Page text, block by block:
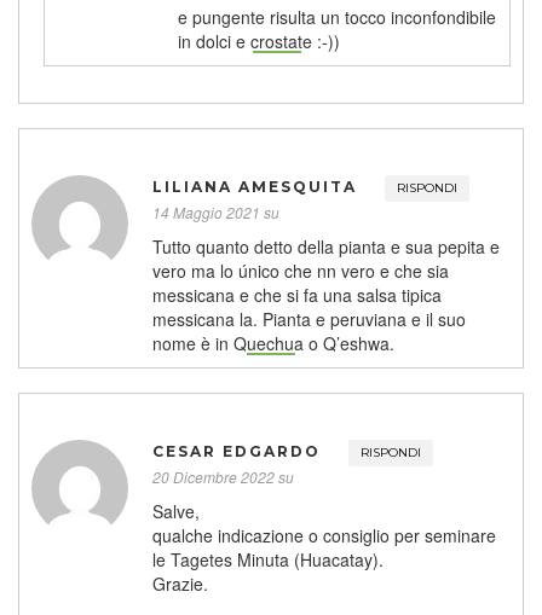
e pungente risulta un tocco inconfondibile
in dolci e crostate :-))
LILIANA AMESQUITA RISPONDI
14 Maggio 2021 su
Tutto quanto detto della pianta e sua pepita e
vero ma lo único che nn vero e che sia
messicana e che si fa una salsa tipica
messicana la. Pianta e peruviana e il suo
nome è in Quechua o Q’eshwa.
CESAR EDGARDO RISPONDI
20 Dicembre 2022 su
Salve,
qualche indicazione o consiglio per seminare
le Tagetes Minuta (Huacatay).
Grazie.